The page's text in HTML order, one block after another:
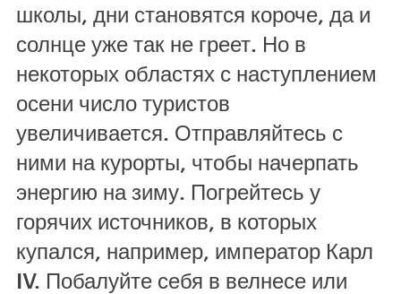
школы, дни становятся короче, да и
солнце уже так не греет. Но в
некоторых областях с наступлением
осени число туристов
увеличивается. Отправляйтесь с
ними на курорты, чтобы начерпать
энергию на зиму. Погрейтесь у
горячих источников, в которых
купался, например, император Карл
IV. Побалуйте себя в велнесе или